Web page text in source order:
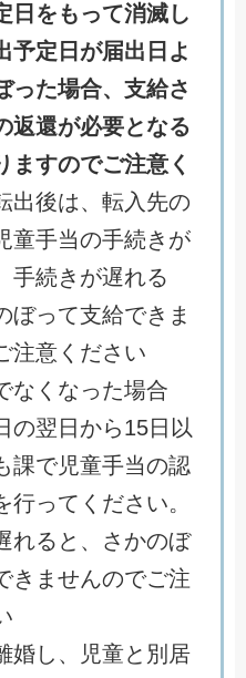
日をもって消滅し
予定日が届出日よ
った場合、支給さ
返還が必要となる
ますのでご注意く
出後は、転入先の
童手当の手続きが
手続きが遅れる
ぼって支給できま
注意ください
なくなった場合
の翌日から15日以
課で児童手当の認
行ってください。
れると、さかのぼ
きませんのでご注
婚し、児童と別居